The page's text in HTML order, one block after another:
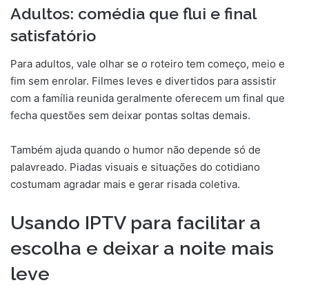
Adultos: comédia que flui e final
satisfatório
Para adultos, vale olhar se o roteiro tem começo, meio e
fim sem enrolar. Filmes leves e divertidos para assistir
com a família reunida geralmente oferecem um final que
fecha questões sem deixar pontas soltas demais.
Também ajuda quando o humor não depende só de
palavreado. Piadas visuais e situações do cotidiano
costumam agradar mais e gerar risada coletiva.
Usando IPTV para facilitar a
escolha e deixar a noite mais
leve